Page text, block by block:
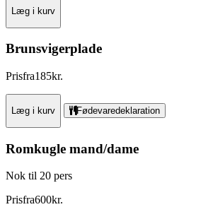
Læg i kurv
Brunsvigerplade
Prisfra185kr.
Læg i kurv Fødevaredeklaration
Romkugle mand/dame
Nok til 20 pers
Prisfra600kr.